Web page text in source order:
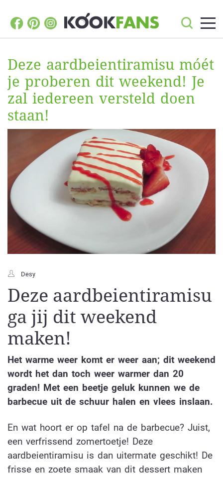
Deze aardbeientiramisu móét
je proberen dit weekend! Je
zal iedereen versteld doen
staan!
Desy
Deze aardbeientiramisu
ga jij dit weekend
maken!
Het warme weer komt er weer aan; dit weekend
wordt het dan toch weer warmer dan 20
graden! Met een beetje geluk kunnen we de
barbecue uit de schuur halen en vlees inslaan.
En wat hoort er op tafel na de barbecue? Juist,
een verfrissend zomertoetje! Deze
aardbeientiramisu is dan uitermate geschikt! De
frisse en zoete smaak van dit dessert maken